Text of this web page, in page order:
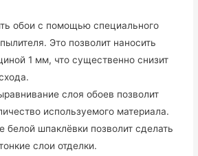
обои с помощью специального
Это позволит наносить
1 мм, что существенно снизит
слоя обоев позволит
используемого материала.
белой шпаклёвки позволит сделать
слои отделки.